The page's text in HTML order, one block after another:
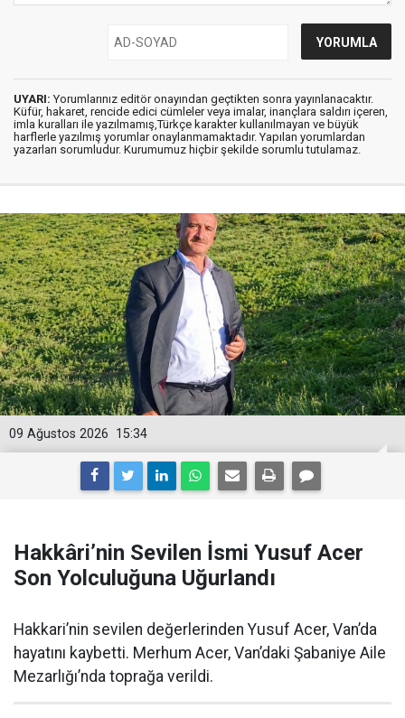
UYARI: Yorumlarınız editör onayından geçtikten sonra yayınlanacaktır.
Küfür, hakaret, rencide edici cümleler veya imalar, inançlara saldırı içeren,
imla kuralları ile yazılmamış,Türkçe karakter kullanılmayan ve büyük
harflerle yazılmış yorumlar onaylanmamaktadır. Yapılan yorumlardan
yazarları sorumludur. Kurumumuz hiçbir şekilde sorumlu tutulamaz.
15:34
09 Ağustos 2026
Hakkâri’nin Sevilen İsmi Yusuf Acer
Son Yolculuğuna Uğurlandı
Hakkari’nin sevilen değerlerinden Yusuf Acer, Van’da
hayatını kaybetti. Merhum Acer, Van’daki Şabaniye Aile
Mezarlığı’nda toprağa verildi.